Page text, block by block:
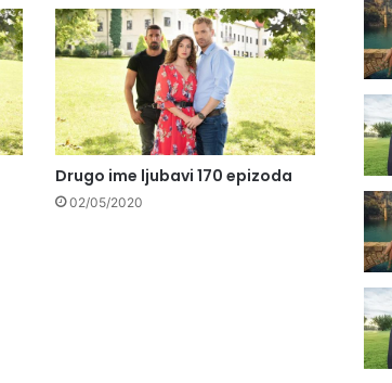
Drugo ime ljubavi 170 epizoda
02/05/2020